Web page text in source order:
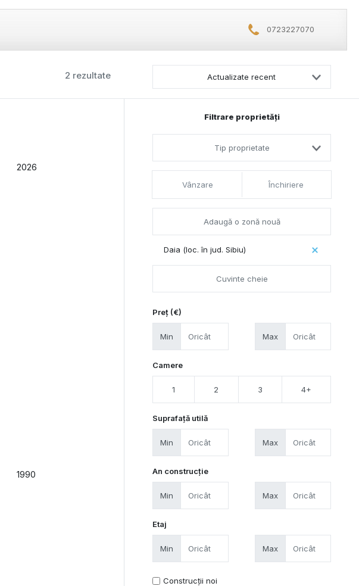
0723227070
2 rezultate Actualizate recent
2026
1990
Filtrare proprietăți
Tip proprietate
Vânzare Închiriere
Daia (loc. în jud. Sibiu)
Preț (€)
Min Max
Camere
1 2 3 4+
Suprafață utilă
Min Max
An construcție
Min Max
Etaj
Min Max
Construcții noi